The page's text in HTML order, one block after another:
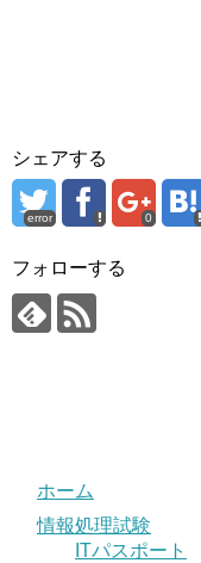
シェアする
error 0
フォローする
ホーム
情報処理試験
ITパスポート